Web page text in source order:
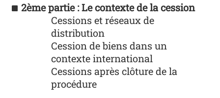
2ème partie : Le contexte de la cession
Cessions et réseaux de
distribution
Cession de biens dans un
contexte international
Cessions après clôture de la
procédure